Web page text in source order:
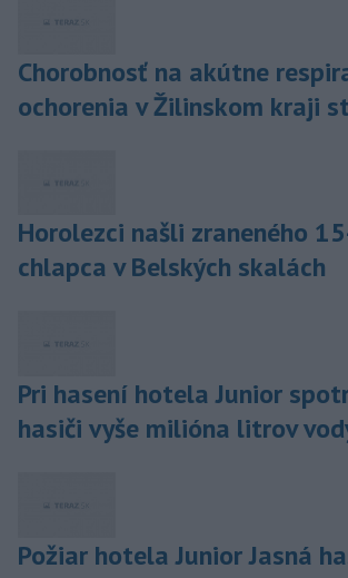
Chorobnosť na akútne
ochorenia v Žilinskom kraji
Horolezci našli zraneného
chlapca v Belských skalách
Pri hasení hotela Junior
hasiči vyše milióna litrov
Požiar hotela Junior Jasná